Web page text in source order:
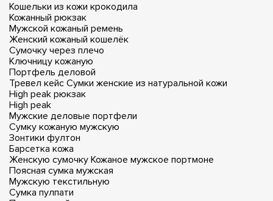
Кошельки из кожи крокодила
Кожанный рюкзак
Мужской кожаный ремень
Женский кожаный кошелёк
Сумочку через плечо
Ключницу кожаную
Портфель деловой
Тревел кейс Сумки женские из натуральной кожи
High peak рюкзак
High peak
Мужские деловые портфели
Сумку кожаную мужскую
Зонтики фултон
Барсетка кожа
Женскую сумочку Кожаное мужское портмоне
Поясная сумка мужская
Мужскую текстильную
Сумка пулпати